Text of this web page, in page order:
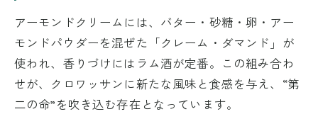
アーモンドクリームには、バター・砂糖・卵・アー
モンドパウダーを混ぜた「クレーム・ダマンド」が
使われ、香りづけにはラム酒が定番。この組み合わ
せが、クロワッサンに新たな風味と食感を与え、“第
二の命”を吹き込む存在となっています。